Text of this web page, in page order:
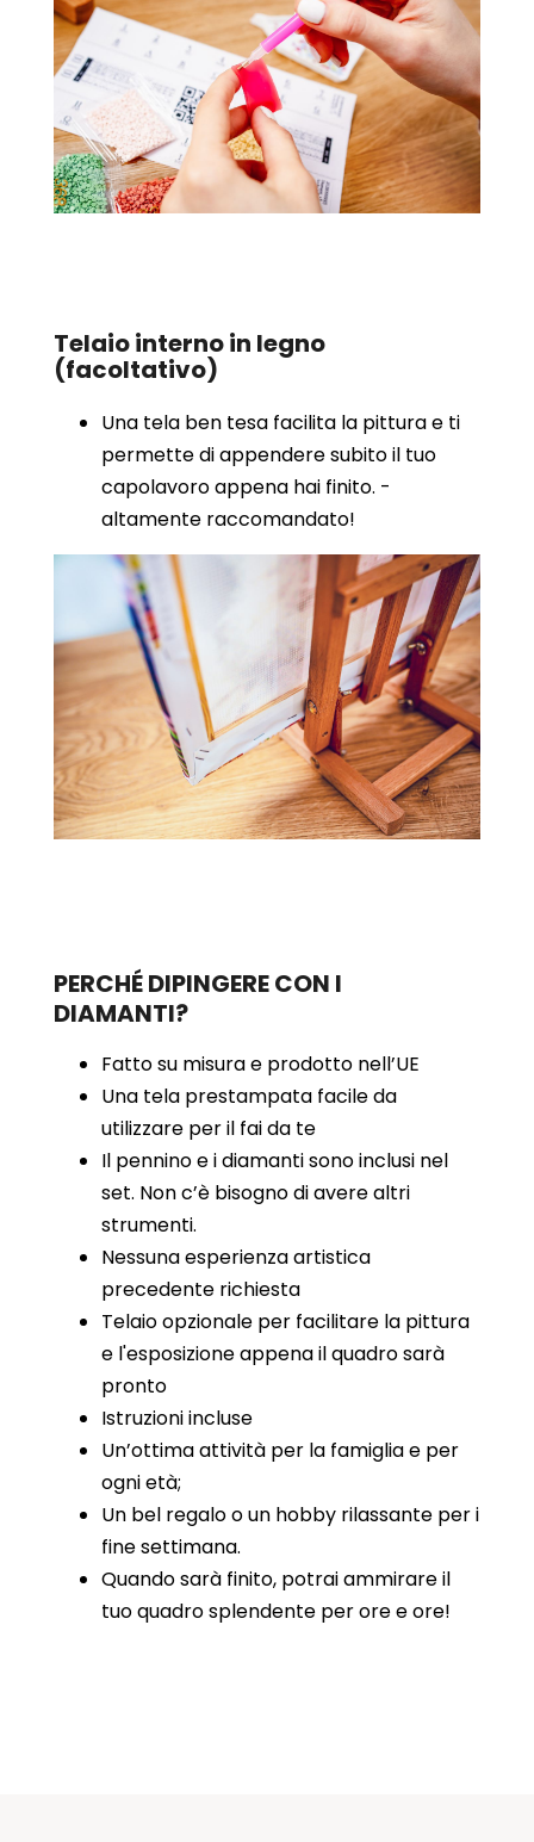
Telaio interno in legno
(facoltativo)
Una tela ben tesa facilita la pittura e ti
permette di appendere subito il tuo
capolavoro appena hai finito. -
altamente raccomandato!
PERCHÉ DIPINGERE CON I
DIAMANTI?
Fatto su misura e prodotto nell’UE
Una tela prestampata facile da
utilizzare per il fai da te
Il pennino e i diamanti sono inclusi nel
set. Non c’è bisogno di avere altri
strumenti.
Nessuna esperienza artistica
precedente richiesta
Telaio opzionale per facilitare la pittura
e l'esposizione appena il quadro sarà
pronto
Istruzioni incluse
Un’ottima attività per la famiglia e per
ogni età;
Un bel regalo o un hobby rilassante per i
fine settimana.
Quando sarà finito, potrai ammirare il
tuo quadro splendente per ore e ore!